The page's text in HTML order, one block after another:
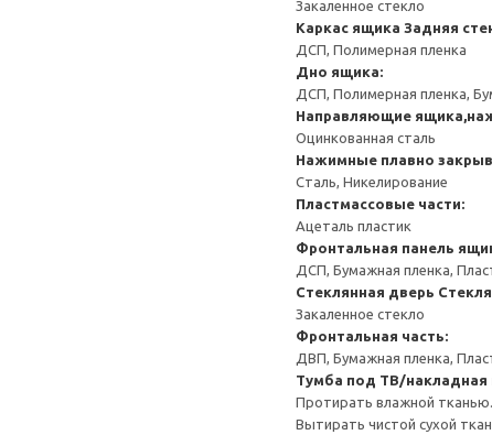
Закаленное стекло
Каркас ящика Задняя
ДСП, Полимерная пленка
Дно ящика:
ДСП, Полимерная пленка,
Направляющие
Оцинкованная сталь
Нажимные плавно
Сталь, Никелирование
Пластмассовые части:
Ацеталь пластик
Фронтальная панель
ДСП, Бумажная пленка,
Стеклянная дверь
Закаленное стекло
Фронтальная часть:
ДВП, Бумажная пленка,
Тумба под ТВ/
Протирать влажной тканью.
Вытирать чистой сухой